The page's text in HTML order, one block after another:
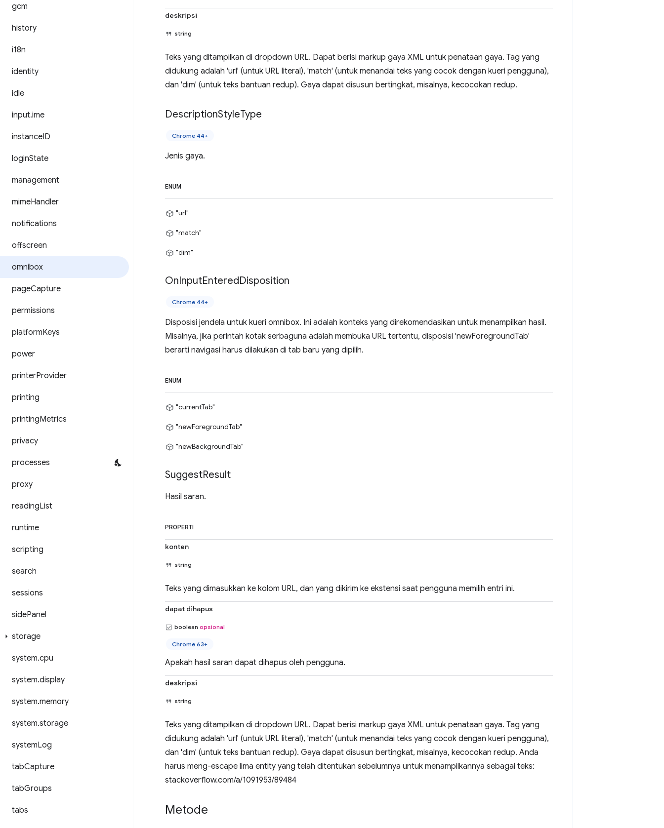
gcm
history
i18n
identity
idle
input.ime
instanceID
loginState
management
mimeHandler
notifications
offscreen
omnibox
pageCapture
permissions
platformKeys
power
printerProvider
printing
printingMetrics
privacy
processes
proxy
readingList
runtime
scripting
search
sessions
sidePanel
storage
system.cpu
system.display
system.memory
system.storage
systemLog
tabCapture
tabGroups
tabs
deskripsi
string
Teks yang ditampilkan di dropdown URL. Dapat berisi markup gaya XML untuk penataan gaya. Tag yang
didukung adalah 'url' (untuk URL literal), 'match' (untuk menandai teks yang cocok dengan kueri pengguna),
dan 'dim' (untuk teks bantuan redup). Gaya dapat disusun bertingkat, misalnya, kecocokan redup.
DescriptionStyleType
Chrome 44+
Jenis gaya.
ENUM
"url"
"match"
"dim"
OnInputEnteredDisposition
Chrome 44+
Disposisi jendela untuk kueri omnibox. Ini adalah konteks yang direkomendasikan untuk menampilkan hasil.
Misalnya, jika perintah kotak serbaguna adalah membuka URL tertentu, disposisi 'newForegroundTab'
berarti navigasi harus dilakukan di tab baru yang dipilih.
ENUM
"currentTab"
"newForegroundTab"
"newBackgroundTab"
SuggestResult
Hasil saran.
PROPERTI
konten
string
Teks yang dimasukkan ke kolom URL, dan yang dikirim ke ekstensi saat pengguna memilih entri ini.
dapat dihapus
boolean opsional
Chrome 63+
Apakah hasil saran dapat dihapus oleh pengguna.
deskripsi
string
Teks yang ditampilkan di dropdown URL. Dapat berisi markup gaya XML untuk penataan gaya. Tag yang
didukung adalah 'url' (untuk URL literal), 'match' (untuk menandai teks yang cocok dengan kueri pengguna),
dan 'dim' (untuk teks bantuan redup). Gaya dapat disusun bertingkat, misalnya, kecocokan redup. Anda
harus meng-escape lima entity yang telah ditentukan sebelumnya untuk menampilkannya sebagai teks:
stackoverflow.com/a/1091953/89484
Metode